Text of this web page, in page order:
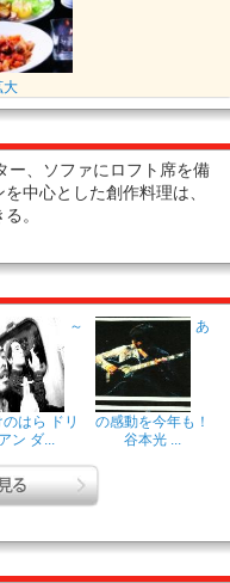
大
ー、ソファにロフト席を備
中心とした創作料理は、
。
～
はら ドリ
アン ダ...
あ
の感動を今年も！
谷本光 ...